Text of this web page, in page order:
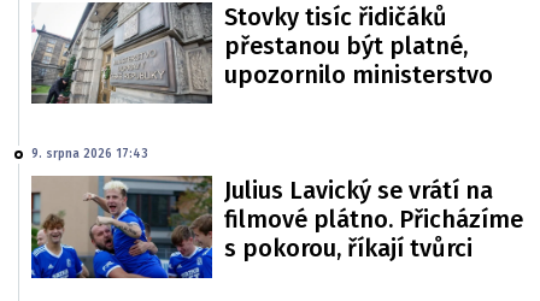
Stovky tisíc řidičáků
přestanou být platné,
upozornilo ministerstvo
9. srpna 2026 17:43
Julius Lavický se vrátí na
filmové plátno. Přicházíme
s pokorou, říkají tvůrci